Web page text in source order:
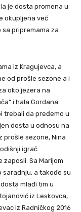
je dosta promena u
okupljena već
pripremama za
iz Kragujevca, a
od prošle sezone a i
oko jezera na
i hala Gordana
trebali da pređemo u
dosta u odnosu na
prošle sezone, Nina
igrač
zaposli. Sa Marijom
saradnju, a takođe su
mlađi tim u
iz Leskovca,
iz Radničkog 2016